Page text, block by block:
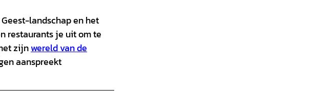
landschap en het
restaurants je uit om te
zijnwereld van de
aanspreekt